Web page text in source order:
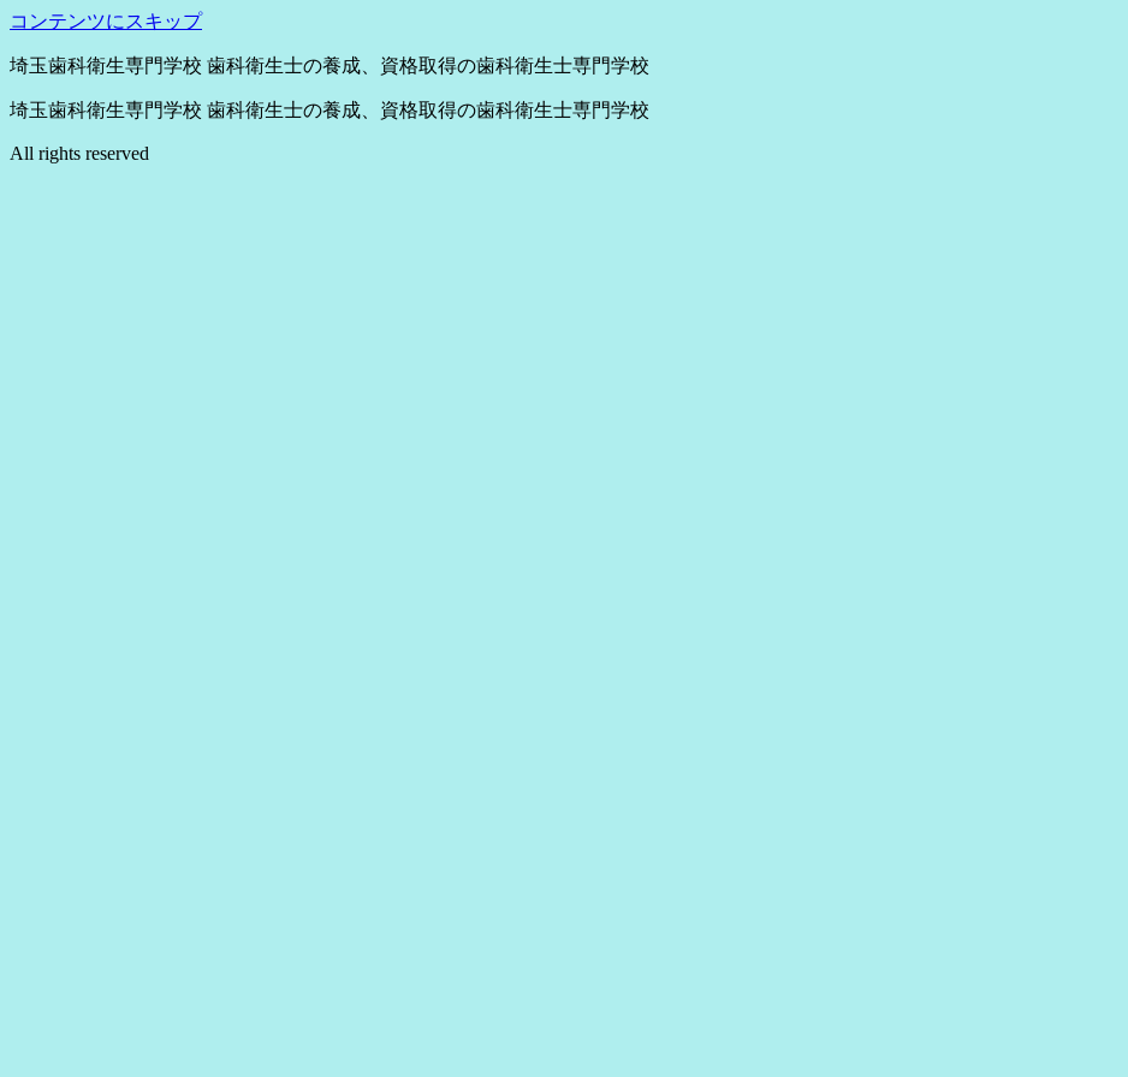
コンテンツにスキップ
埼玉歯科衛生専門学校 歯科衛生士の養成、資格取得の歯科衛生士専門学校
埼玉歯科衛生専門学校 歯科衛生士の養成、資格取得の歯科衛生士専門学校
All rights reserved